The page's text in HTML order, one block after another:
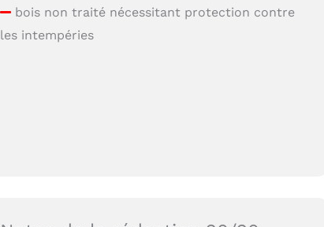
bois non traité nécessitant protection contre
les intempéries